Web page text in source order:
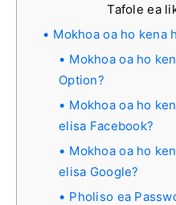
Tafole ea
Mokhoa oa ho kena
Mokhoa oa ho
Option?
Mokhoa oa ho
elisa Facebook?
Mokhoa oa ho
elisa Google?
Pholiso ea